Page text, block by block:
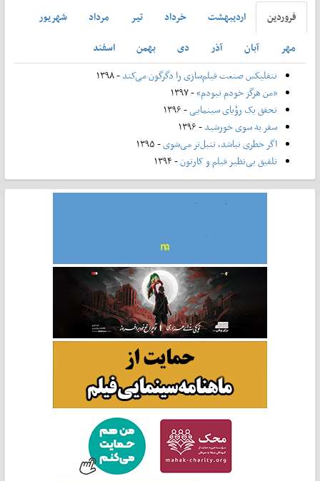
فروردين ارديبهشت خرداد تير مرداد
شهريور
مهر
آبان آذر دی بهمن
اسفند
نتفلیکس صنعت فیلم‌سازی را دگرگون می‌کند- ۱۳۹۸
«من هرگز خودم نبودم»- ۱۳۹۷
تحقق یک رؤیای سینمایی- ۱۳۹۶
سفر به سوی خورشید- ۱۳۹۶
اگر خطری نباشد، تنبل‌تر می‌شوی- ۱۳۹۵
تلفیق بی‌نظیر فیلم و کارتون- ۱۳۹۴